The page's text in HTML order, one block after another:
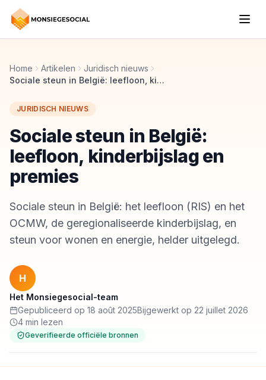
Home Artikelen
Juridisch nieuws
Sociale steun in België: leefloon, kinderbijslag en premies
JURIDISCH NIEUWS
Sociale steun in België:
leefloon, kinderbijslag en
premies
Sociale steun in België: het leefloon (RIS) en het
OCMW, de geregionaliseerde kinderbijslag, en
steun voor wonen en energie, helder uitgelegd.
H
Het Monsiegesocial-team
Gepubliceerd op 18 août 2025Bijgewerkt op 22 juillet 2026
4 min lezen
Geverifieerde officiële bronnen